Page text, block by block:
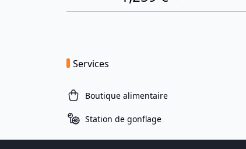
Services
Boutique alimentaire
Station de gonflage